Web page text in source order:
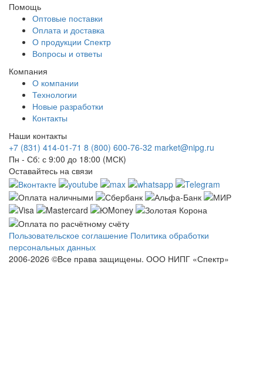
Помощь
Оптовые поставки
Оплата и доставка
О продукции Спектр
Вопросы и ответы
Компания
О компании
Технологии
Новые разработки
Контакты
Наши контакты
+7 (831) 414-01-71 8 (800) 600-76-32 market@nipg.ru
Пн - Сб: с 9:00 до 18:00 (МСК)
Оставайтесь на связи
Пользовательское соглашение Политика обработки
персональных данных
2006-2026 ©Все права защищены. ООО НИПГ «Спектр»